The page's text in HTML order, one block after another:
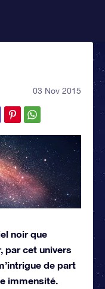
03 Nov 2015
noir que
par cet univers
de part
immensité.